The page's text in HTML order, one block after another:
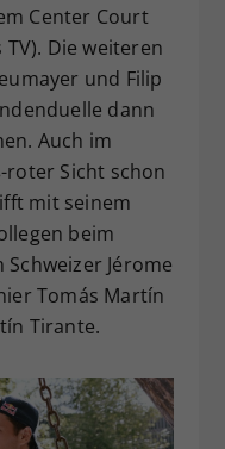
Center Court
Die weiteren
und Filip
dann
Auch im
roter Sicht schon
mit seinem
beim
Jérome
Tomás Martín
Tirante.